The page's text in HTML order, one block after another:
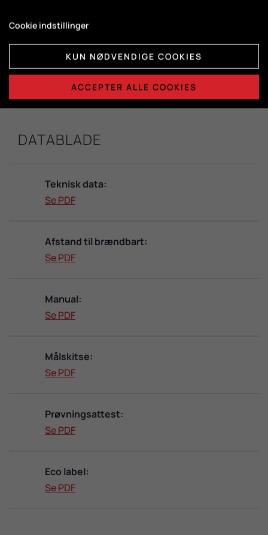
Brændkammermål:
H415 x B365 x D325
DATABLADE
Teknisk data:
Se PDF
Afstand til brændbart:
Se PDF
Manual:
Se PDF
Målskitse:
Se PDF
Prøvningsattest:
Se PDF
Eco label:
Se PDF
Cookie indstillinger
KUN NØDVENDIGE COOKIES
ACCEPTER ALLE COOKIES